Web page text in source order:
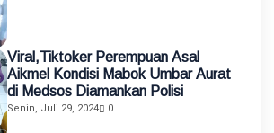
Viral,Tiktoker Perempuan Asal
Aikmel Kondisi Mabok Umbar Aurat
di Medsos Diamankan Polisi
Senin, Juli 29, 2024 0